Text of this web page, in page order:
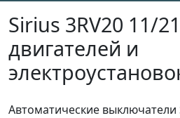
Sirius 3RV20 11/
двигателей и
Автоматические выключатели